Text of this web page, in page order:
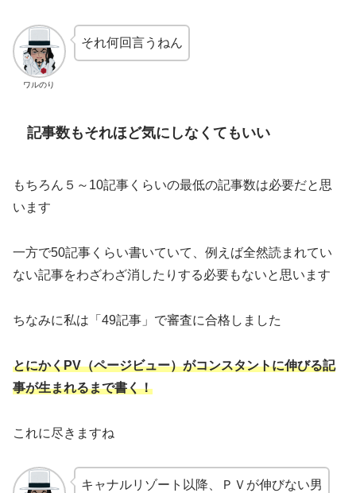
ワルのり
それ何回言うねん
記事数もそれほど気にしなくてもいい
もちろん５～10記事くらいの最低の記事数は必要だと思
います
一方で50記事くらい書いていて、例えば全然読まれてい
ない記事をわざわざ消したりする必要もないと思います
ちなみに私は「49記事」で審査に合格しました
とにかくPV（ページビュー）がコンスタントに伸びる記
事が生まれるまで書く！
これに尽きますね
キャナルリゾート以降、ＰＶが伸びない男